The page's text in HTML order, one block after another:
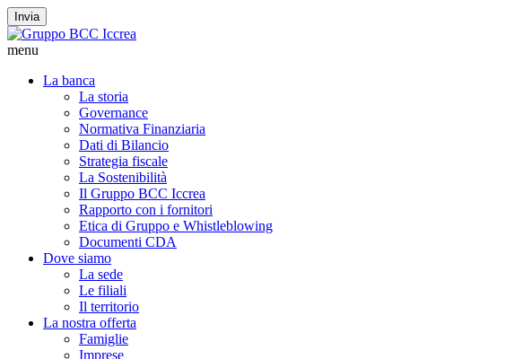
Invia
menu
La banca
La storia
Governance
Normativa Finanziaria
Dati di Bilancio
Strategia fiscale
La Sostenibilità
Il Gruppo BCC Iccrea
Rapporto con i fornitori
Etica di Gruppo e Whistleblowing
Documenti CDA
Dove siamo
La sede
Le filiali
Il territorio
La nostra offerta
Famiglie
Imprese